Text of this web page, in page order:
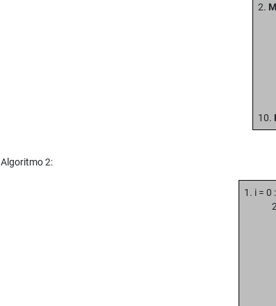
2.
10.
Algoritmo 2:
1. i = 0